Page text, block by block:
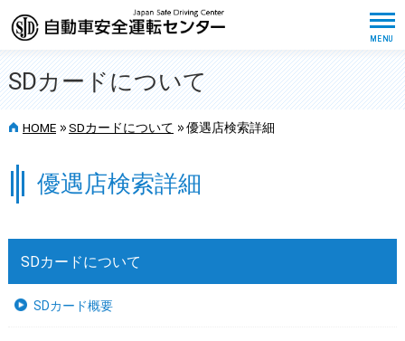
SDカードについて
HOME >> SDカードについて >> 優遇店検索詳細
優遇店検索詳細
SDカードについて
SDカード概要